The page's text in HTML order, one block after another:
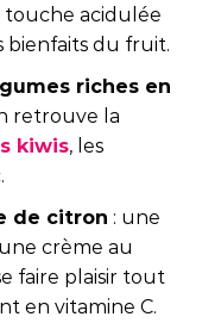
acidulée
du fruit.
riches en
retrouve la
kiwis, les
de citron : une
crème au
faire plaisir tout
en vitamine C.